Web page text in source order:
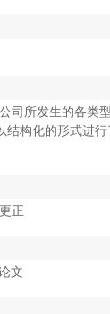
司所发生的各类
构化的形式进
正
文